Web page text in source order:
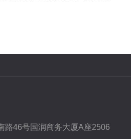
路46号国润商务大厦A座2506